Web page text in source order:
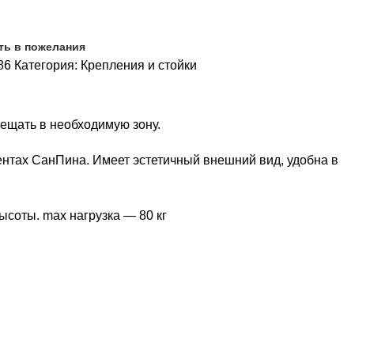
в пожелания
Категория: Крепления и стойки
в необходимую зону.
СанПина. Имеет эстетичный внешний вид, удобна в
max нагрузка — 80 кг